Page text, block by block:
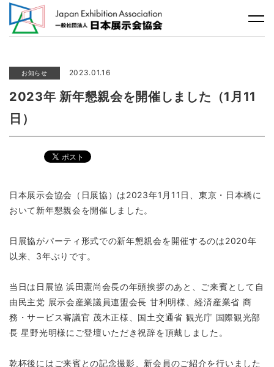
お知らせ 2023.01.16
2023年 新年懇親会を開催しました（1月11
日）
日本展示会協会（日展協）は2023年1月11日、東京・日本橋に
おいて新年懇親会を開催しました。
日展協がパーティ形式での新年懇親会を開催するのは2020年
以来、3年ぶりです。
当日は日展協 浜田憲尚会長の年頭挨拶のあと、ご来賓として自
由民主党 展示会産業議員連盟会長 甘利明様、経済産業省 商
務・サービス審議官 茂木正様、国土交通省 観光庁 国際観光部
長 星野光明様にご登壇いただき祝辞を頂戴しました。
乾杯後にはご来賓との記念撮影、新会員のご紹介を行いました